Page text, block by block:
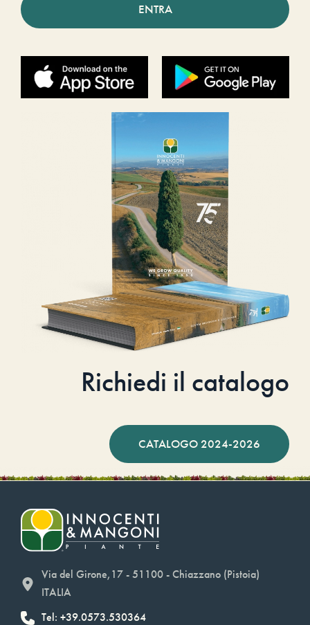
ENTRA
Richiedi il catalogo
CATALOGO 2024-2026
Via del Girone,17 - 51100 - Chiazzano (Pistoia)
ITALIA
Tel: +39.0573.530364